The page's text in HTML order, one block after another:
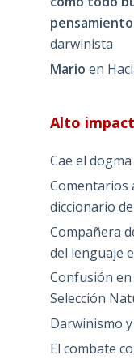
pensamiento
darwinista
Mario en
Alto
Cae el dogma
Comentarios
diccionario
Compañera
del lenguaje
Confusión en
Selección
Darwinismo
El combate